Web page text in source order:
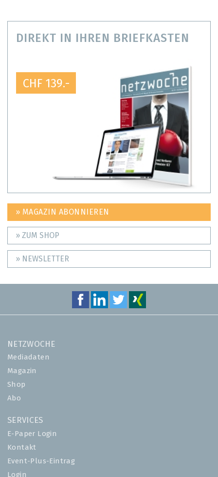
DIREKT IN IHREN BRIEFKASTEN
CHF 139.-
» MAGAZIN ABONNIEREN
» ZUM SHOP
» NEWSLETTER
NETZWOCHE
Mediadaten
Magazin
Shop
Abo
SERVICES
E-Paper Login
Kontakt
Event-Plus-Eintrag
Login